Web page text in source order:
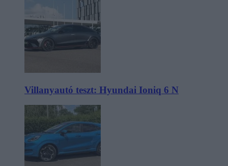
Villanyautó teszt: Hyundai Ioniq 6 N